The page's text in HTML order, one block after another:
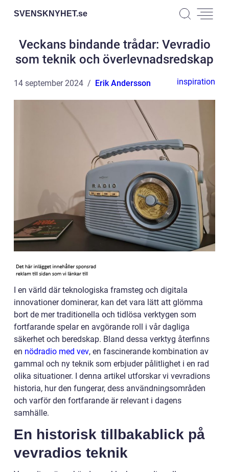
SVENSKNYHET.se
Veckans bindande trådar: Vevradio
som teknik och överlevnadsredskap
14 september 2024 Erik Andersson inspiration
I en värld där teknologiska framsteg och digitala
innovationer dominerar, kan det vara lätt att glömma
bort de mer traditionella och tidlösa verktygen som
fortfarande spelar en avgörande roll i vår dagliga
säkerhet och beredskap. Bland dessa verktyg återfinns
en nödradio med vev, en fascinerande kombination av
gammal och ny teknik som erbjuder pålitlighet i en rad
olika situationer. I denna artikel utforskar vi vevradions
historia, hur den fungerar, dess användningsområden
och varför den fortfarande är relevant i dagens
samhälle.
En historisk tillbakablick på
vevradios teknik